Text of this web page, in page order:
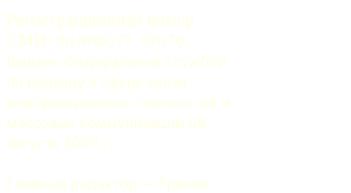
Регистрационный номер
СМИ: Эл №ФС77-37070.
Выдано Федеральной службой
по надзору в сфере связи,
информационных технологий и
массовых коммуникаций 06
августа 2009 г.
Главный редактор — Грачев